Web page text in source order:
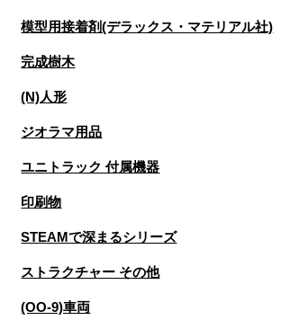
模型用接着剤(デラックス・マテリアル社)
完成樹木
(N)人形
ジオラマ用品
ユニトラック 付属機器
印刷物
STEAMで深まるシリーズ
ストラクチャー その他
(OO-9)車両